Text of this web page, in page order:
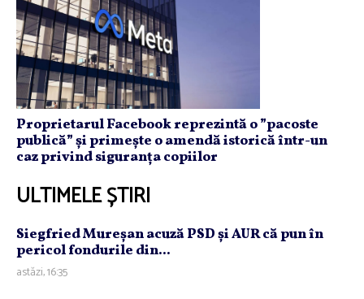
Proprietarul Facebook reprezintă o ”pacoste
publică” și primește o amendă istorică într-un
caz privind siguranța copiilor
ULTIMELE ȘTIRI
Siegfried Mureşan acuză PSD şi AUR că pun în
pericol fondurile din...
astăzi, 16:35